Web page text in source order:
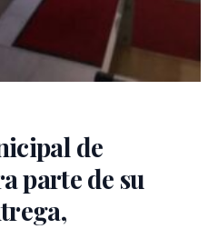
de
parte de su